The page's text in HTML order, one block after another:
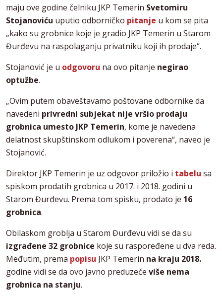
maju ove godine čelniku JKP Temerin Svetomiru
Stojanoviću uputio odborničko pitanje u kom se pita
„kako su grobnice koje je gradio JKP Temerin u Starom
Đurđevu na raspolaganju privatniku koji ih prodaje“.
Stojanović je u odgovoru na ovo pitanje negirao
optužbe.
„Ovim putem obaveštavamo poštovane odbornike da
navedeni privredni subjekat nije vršio prodaju
grobnica umesto JKP Temerin, kome je navedena
delatnost skupštinskom odlukom i poverena“, naveo je
Stojanović.
Direktor JKP Temerin je uz odgovor priložio i tabelu sa
spiskom prodatih grobnica u 2017. i 2018. godini u
Starom Đurđevu. Prema tom spisku, prodato je 16
grobnica.
Obilaskom groblja u Starom Đurđevu vidi se da su
izgrađene 32 grobnice koje su raspoređene u dva reda.
Međutim, prema popisu JKP Temerin na kraju 2018.
godine vidi se da ovo javno preduzeće više nema
grobnica na stanju.